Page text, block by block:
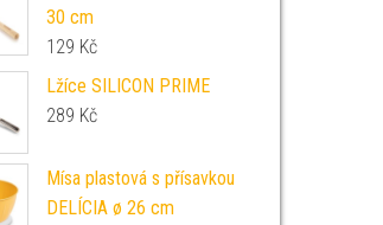
30 cm
129 Kč
Lžíce SILICON PRIME
289 Kč
Mísa plastová s přísavkou
DELÍCIA ø 26 cm